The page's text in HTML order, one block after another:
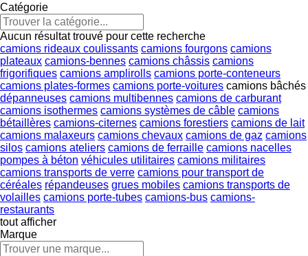
Catégorie
Aucun résultat trouvé pour cette recherche
camions rideaux coulissants camions fourgons camions
plateaux camions-bennes camions châssis camions
frigorifiques camions amplirolls camions porte-conteneurs
camions plates-formes camions porte-voitures camions bâchés
dépanneuses camions multibennes camions de carburant
camions isothermes camions systèmes de câble camions
bétaillères camions-citernes camions forestiers camions de lait
camions malaxeurs camions chevaux camions de gaz camions
silos camions ateliers camions de ferraille camions nacelles
pompes à béton véhicules utilitaires camions militaires
camions transports de verre camions pour transport de
céréales répandeuses grues mobiles camions transports de
volailles camions porte-tubes camions-bus camions-
restaurants
tout afficher
Marque